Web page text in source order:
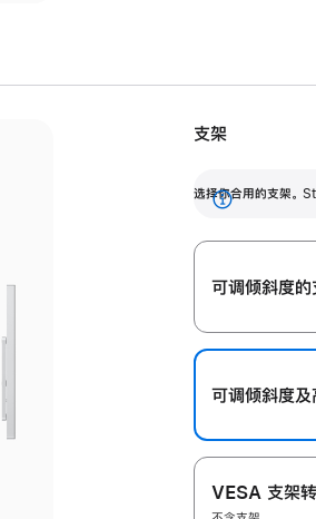
调节范围。
支架
选择你合用的支架。
展
开
可调倾斜度的
可调倾斜度
VESA 支架